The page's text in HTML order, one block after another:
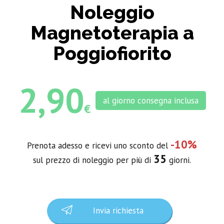
Noleggio
Magnetoterapia a
Poggiofiorito
2,90€
al giorno consegna inclusa
Prenota adesso e ricevi uno sconto del -10%
sul prezzo di noleggio per più di 35 giorni.
Invia richiesta